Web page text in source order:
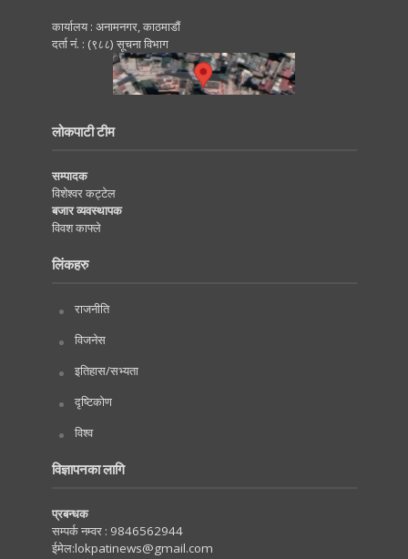
कार्यालय : अनामनगर, काठमाडाैं
दर्ता नं. : (९८८) सूचना विभाग
लोकपाटी टीम
सम्पादक
विशेश्वर कट्टेल
बजार व्यवस्थापक
विवश काफ्ले
लिंकहरु
राजनीति
विजनेस
इतिहास/सभ्यता
दृष्टिकोण
विश्व
विज्ञापनका लागि
प्रबन्धक
सम्पर्क नम्वर : 9846562944
ईमेल:lokpatinews@gmail.com